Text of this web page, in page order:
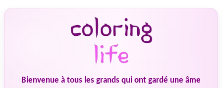
Bienvenue à tous les grands qui ont gardé une âme